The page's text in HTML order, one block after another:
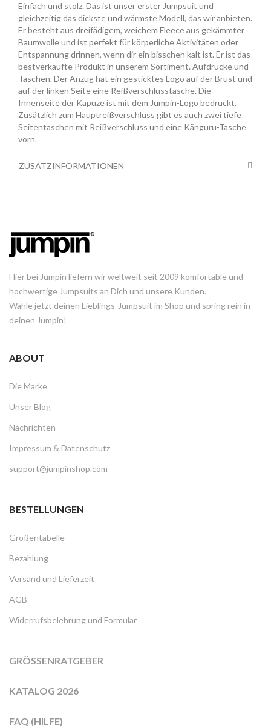
Einfach und stolz. Das ist unser erster Jumpsuit und
gleichzeitig das dickste und wärmste Modell, das wir anbieten.
Er besteht aus dreifädigem, weichem Fleece aus gekämmter
Baumwolle und ist perfekt für körperliche Aktivitäten oder
Entspannung drinnen, wenn dir ein bisschen kalt ist. Er ist das
bestverkaufte Produkt in unserem Sortiment. Aufdrucke und
Taschen. Der Anzug hat ein gesticktes Logo auf der Brust und
auf der linken Seite eine Reißverschlusstasche. Die
Innenseite der Kapuze ist mit dem Jumpin-Logo bedruckt.
Zusätzlich zum Hauptreißverschluss gibt es auch zwei tiefe
Seitentaschen mit Reißverschluss und eine Känguru-Tasche
vorn.
ZUSATZINFORMATIONEN
Hier bei Jumpin liefern wir weltweit seit 2009 komfortable und
hochwertige Jumpsuits an Dich und unsere Kunden.
Wähle jetzt deinen Lieblings-Jumpsuit im Shop und spring rein in
deinen Jumpin!
ABOUT
Die Marke
Unser Blog
Nachrichten
Impressum & Datenschutz
support@jumpinshop.com
BESTELLUNGEN
Größentabelle
Bezahlung
Versand und Lieferzeit
AGB
Widerrufsbelehrung und Formular
GRÖSSENRATGEBER
KATALOG 2026
FAQ (HILFE)